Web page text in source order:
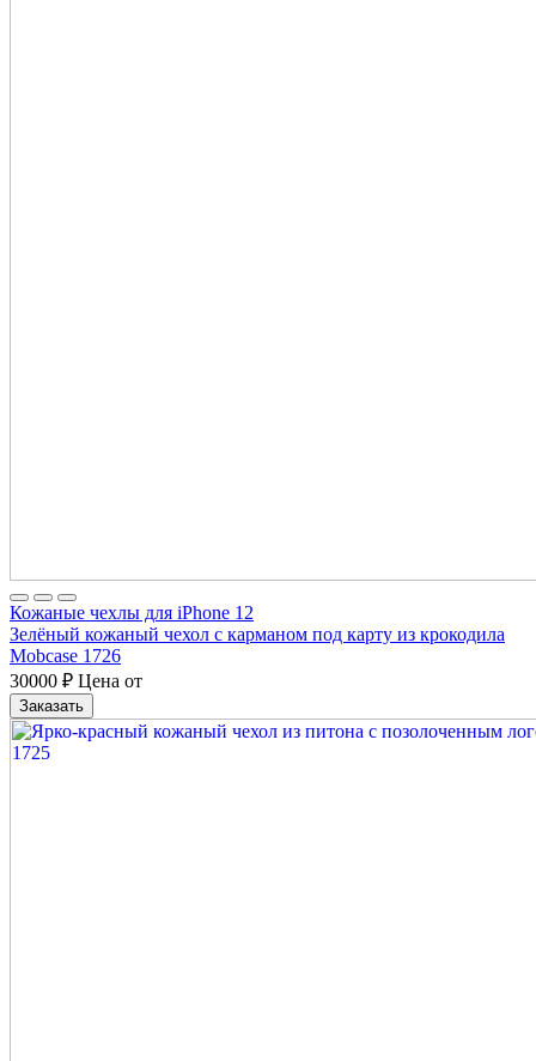
Кожаные чехлы для iPhone 12
Зелёный кожаный чехол с карманом под карту из крокодила
Mobcase 1726
30000 ₽ Цена от
Заказать